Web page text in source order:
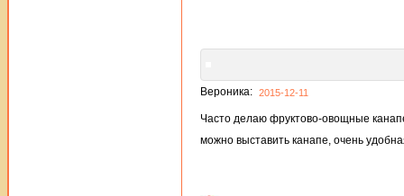
Вероника: 2015-12-11
Часто делаю фруктово-овощные
можно выставить канапе, очень